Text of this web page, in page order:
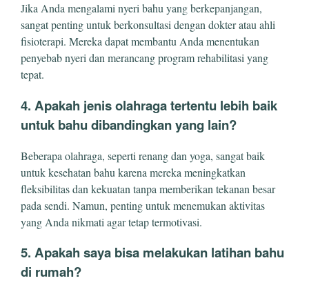
Jika Anda mengalami nyeri bahu yang berkepanjangan,
sangat penting untuk berkonsultasi dengan dokter atau ahli
fisioterapi. Mereka dapat membantu Anda menentukan
penyebab nyeri dan merancang program rehabilitasi yang
tepat.
4. Apakah jenis olahraga tertentu lebih baik
untuk bahu dibandingkan yang lain?
Beberapa olahraga, seperti renang dan yoga, sangat baik
untuk kesehatan bahu karena mereka meningkatkan
fleksibilitas dan kekuatan tanpa memberikan tekanan besar
pada sendi. Namun, penting untuk menemukan aktivitas
yang Anda nikmati agar tetap termotivasi.
5. Apakah saya bisa melakukan latihan bahu
di rumah?